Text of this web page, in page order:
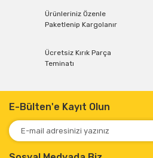
Ürünleriniz Özenle
Paketlenip Kargolanır
Ücretsiz Kırık Parça
Teminatı
E-Bülten'e Kayıt Olun